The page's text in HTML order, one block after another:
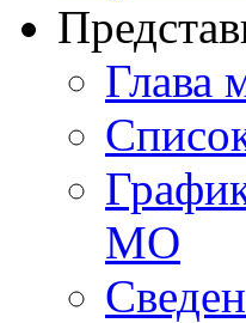
Глава
МО